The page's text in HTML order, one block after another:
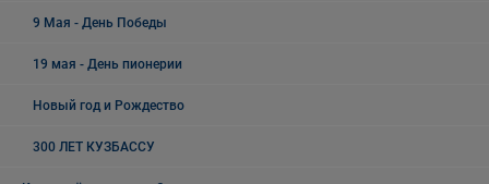
9 Мая - День Победы
19 мая - День пионерии
Новый год и Рождество
300 ЛЕТ КУЗБАССУ